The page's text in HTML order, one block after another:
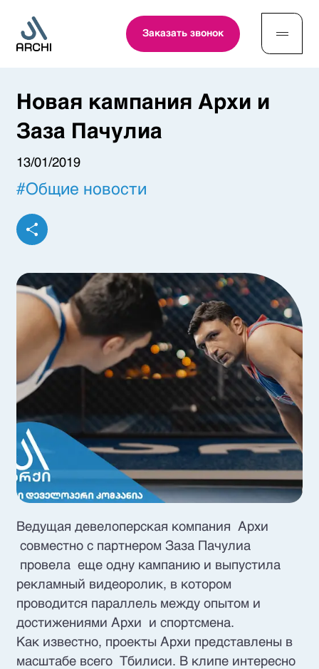
Заказать звонок
Новая кампания Архи и
Заза Пачулиа
13/01/2019
#Общие новости
Ведущая девелоперская компания Архи
совместно с партнером Заза Пачулиа
провела еще одну кампанию и выпустила
рекламный видеоролик, в котором
проводится параллель между опытом и
достижениями Архи и спортсмена.
Как известно, проекты Архи представлены в
масштабе всего Тбилиси. В клипе интересно